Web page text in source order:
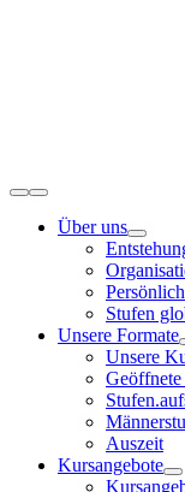
Toggle
NavigationÜber uns
Stufen
Unsere Formate
Unsere
Auszeit
Kursangebote